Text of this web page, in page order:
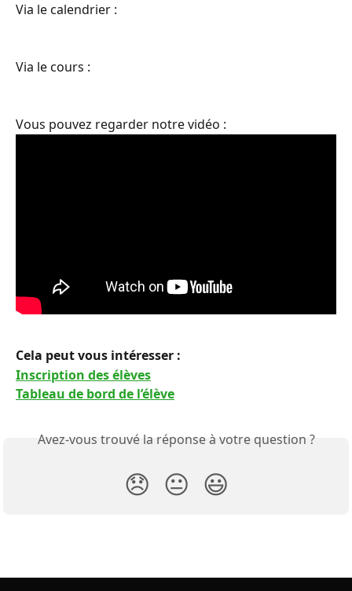
Via le calendrier :
Via le cours :
Vous pouvez regarder notre vidéo :
Cela peut vous intéresser :
Inscription des élèves
Tableau de bord de l’élève
Avez-vous trouvé la réponse à votre question ?
😞 😐 😃